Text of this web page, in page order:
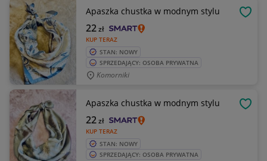
Apaszka chustka w modnym stylu
KUP TERAZ
22zł
STAN: NOWY
SPRZEDAJĄCY: OSOBA PRYWATNA
Komorniki
Apaszka chustka w modnym stylu
KUP TERAZ
22zł
STAN: NOWY
SPRZEDAJĄCY: OSOBA PRYWATNA